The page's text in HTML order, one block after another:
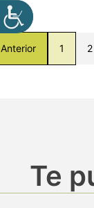
Anterior 1 2
Te